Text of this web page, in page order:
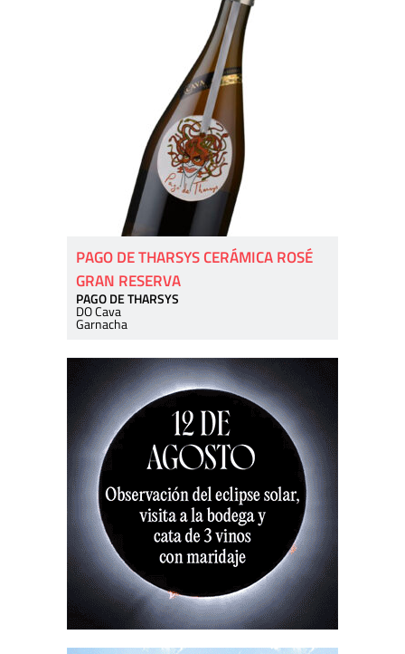
PAGO DE THARSYS CERÁMICA ROSÉ
GRAN RESERVA
PAGO DE THARSYS
DO Cava
Garnacha